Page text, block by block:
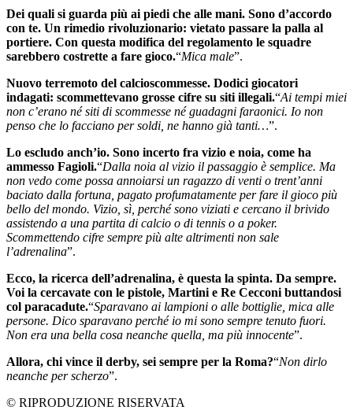
Dei quali si guarda più ai piedi che alle mani. Sono d’accordo
con te. Un rimedio rivoluzionario: vietato passare la palla al
portiere. Con questa modifica del regolamento le squadre
sarebbero costrette a fare gioco.“Mica male”.
Nuovo terremoto del calcioscommesse. Dodici giocatori
indagati: scommettevano grosse cifre su siti illegali.“Ai tempi miei
non c’erano né siti di scommesse né guadagni faraonici. Io non
penso che lo facciano per soldi, ne hanno già tanti…”.
Lo escludo anch’io. Sono incerto fra vizio e noia, come ha
ammesso Fagioli.“Dalla noia al vizio il passaggio è semplice. Ma
non vedo come possa annoiarsi un ragazzo di venti o trent’anni
baciato dalla fortuna, pagato profumatamente per fare il gioco più
bello del mondo. Vizio, sì, perché sono viziati e cercano il brivido
assistendo a una partita di calcio o di tennis o a poker.
Scommettendo cifre sempre più alte altrimenti non sale
l’adrenalina”.
Ecco, la ricerca dell’adrenalina, è questa la spinta. Da sempre.
Voi la cercavate con le pistole, Martini e Re Cecconi buttandosi
col paracadute.“Sparavano ai lampioni o alle bottiglie, mica alle
persone. Dico sparavano perché io mi sono sempre tenuto fuori.
Non era una bella cosa neanche quella, ma più innocente”.
Allora, chi vince il derby, sei sempre per la Roma?“Non dirlo
neanche per scherzo”.
© RIPRODUZIONE RISERVATA